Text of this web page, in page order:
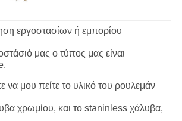
εργοστασίων ή εμπορίου
μας ο τύπος μας είναι
μου πείτε το υλικό του ρουλεμάν
χρωμίου, και το staninless χάλυβα,